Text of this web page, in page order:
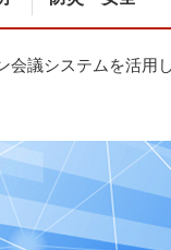
会議システムを活用